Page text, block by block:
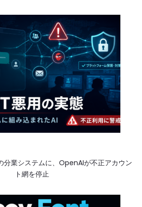
業システムに、OpenAIが不正アカウン
ト網を停止